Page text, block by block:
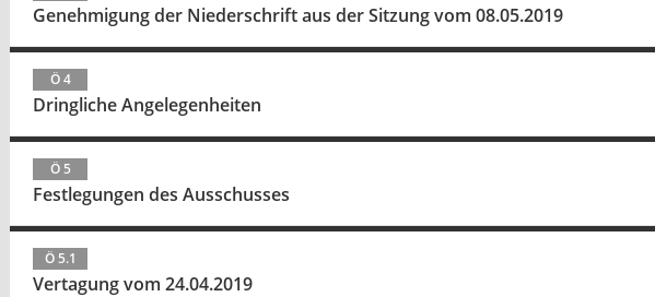
Genehmigung der Niederschrift aus der Sitzung vom 08.05.2019
Ö 4
Dringliche Angelegenheiten
Ö 5
Festlegungen des Ausschusses
Ö 5.1
Vertagung vom 24.04.2019